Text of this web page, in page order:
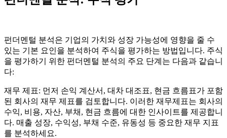
펀더멘털 분석은 기업의 가치와 성장 가능성에 영향을 줄 수
있는 기본 요인을 분석하여 주식을 평가하는 방법입니다. 주식
을 평가하기 위한 펀더멘털 분석의 주요 단계는 다음과 같습니
다:
재무 제표: 먼저 손익 계산서, 대차 대조표, 현금 흐름표가 포함
된 회사의 재무 제표를 검토합니다. 이러한 재무제표는 회사의
수익, 비용, 자산, 부채, 현금 흐름에 대한 인사이트를 제공합니
다. 매출 성장, 수익성, 부채 수준, 유동성 등 중요한 재무 지표
를 분석하세요.